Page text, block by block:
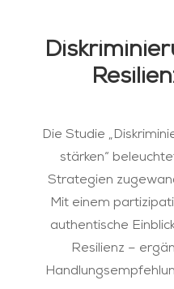
Die Studie
stärken“
Strategien
Mit einem
authentische
Resilienz –